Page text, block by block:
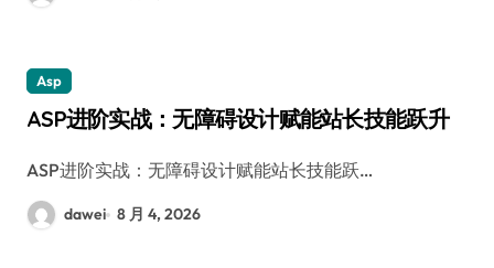
Asp
ASP进阶实战：无障碍设计赋能站长技能跃升
ASP进阶实战：无障碍设计赋能站长技能跃…
dawei 8 月 4, 2026